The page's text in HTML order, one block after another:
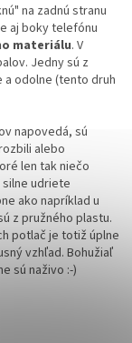
na zadnú stranu
aj boky telefónu
materiálu. V
Jedny sú z
a odolne (tento druh
napovedá, sú
alebo
len tak niečo
silne udriete
ako napríklad u
z pružného plastu.
potlač je totiž úplne
vzhľad. Bohužiaľ
sú naživo :-)